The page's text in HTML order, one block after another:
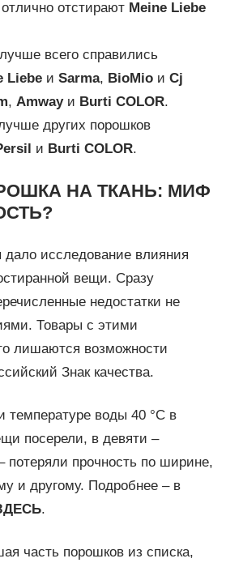
отстирают Meine Liebe
всего справились
Liebeи Sarma, BioMioи Cj
, Amwayи Burti COLOR.
других порошков
ersil и Burti COLOR.
НА ТКАНЬ: МИФ
исследование влияния
вещи. Сразу
недостатки не
Товары с этими
лишаются возможности
Знак качества.
температуре воды 40 °C в
посерели, в девяти –
потеряли прочность по ширине,
и другому. Подробнее – в
.
часть порошков из списка,